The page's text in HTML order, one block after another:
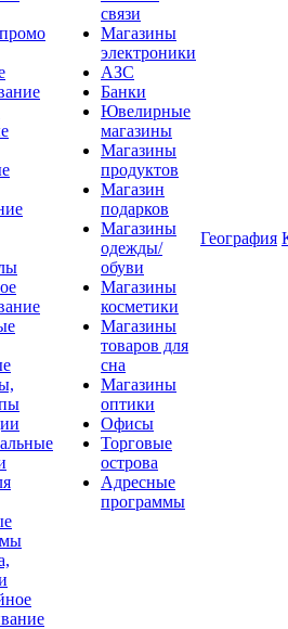
связи
Магазины
электроники
АЗС
Банки
Ювелирные
магазины
Магазины
продуктов
Магазин
подарков
Магазины
одежды/
обуви
Магазины
косметики
Магазины
товаров для
сна
Магазины
оптики
Офисы
Торговые
острова
Адресные
программы
География